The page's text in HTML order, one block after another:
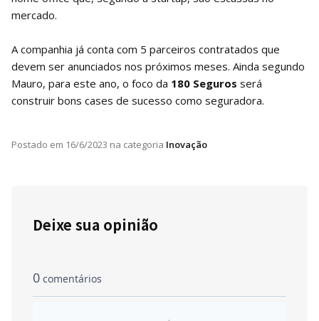
mercado.
A companhia já conta com 5 parceiros contratados que
devem ser anunciados nos próximos meses. Ainda segundo
Mauro, para este ano, o foco da 180 Seguros será
construir bons cases de sucesso como seguradora.
Postado em 16/6/2023 na categoria Inovação
Deixe sua opinião